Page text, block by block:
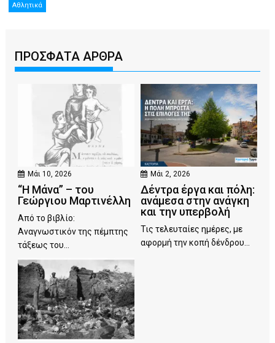
Αθλητικά
ΠΡΟΣΦΑΤΑ ΑΡΘΡΑ
Μάι 10, 2026
“Η Μάνα” – του
Γεώργιου Μαρτινέλλη
Από το βιβλίο:
Αναγνωστικόν της πέμπτης
τάξεως του...
Μάι 2, 2026
Δέντρα έργα και πόλη:
ανάμεσα στην ανάγκη
και την υπερβολή
Τις τελευταίες ημέρες, με
αφορμή την κοπή δένδρου...